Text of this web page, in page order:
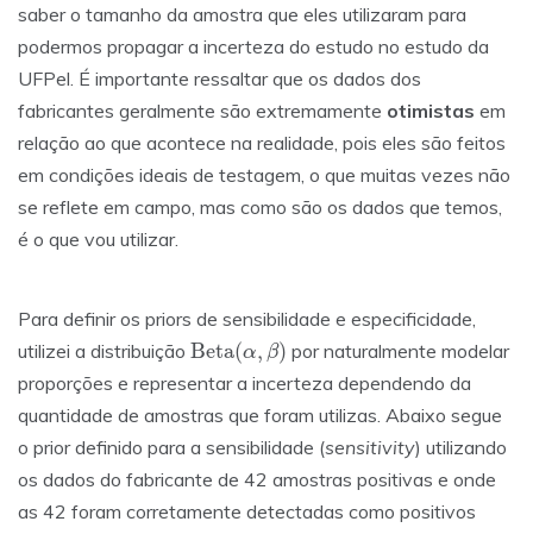
saber o tamanho da amostra que eles utilizaram para
podermos propagar a incerteza do estudo no estudo da
UFPel. É importante ressaltar que os dados dos
fabricantes geralmente são extremamente otimistas em
relação ao que acontece na realidade, pois eles são feitos
em condições ideais de testagem, o que muitas vezes não
se reflete em campo, mas como são os dados que temos,
é o que vou utilizar.
Para definir os priors de sensibilidade e especificidade,
utilizei a distribuição Beta ( ) por naturalmente modelar
proporções e representar a incerteza dependendo da
quantidade de amostras que foram utilizas. Abaixo segue
o prior definido para a sensibilidade (sensitivity) utilizando
os dados do fabricante de 42 amostras positivas e onde
as 42 foram corretamente detectadas como positivos